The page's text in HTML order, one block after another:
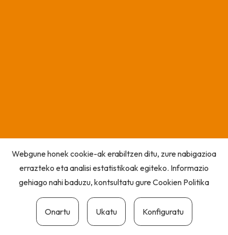
Webgune honek cookie-ak erabiltzen ditu, zure nabigazioa
errazteko eta analisi estatistikoak egiteko. Informazio
gehiago nahi baduzu, kontsultatu gureCookien Politika
Onartu Ukatu Konfiguratu